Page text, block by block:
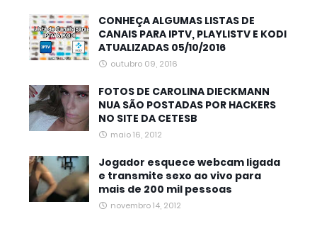
CONHEÇA ALGUMAS LISTAS DE
CANAIS PARA IPTV, PLAYLISTV E KODI
ATUALIZADAS 05/10/2016
outubro 09, 2016
FOTOS DE CAROLINA DIECKMANN
NUA SÃO POSTADAS POR HACKERS
NO SITE DA CETESB
maio 16, 2012
Jogador esquece webcam ligada
e transmite sexo ao vivo para
mais de 200 mil pessoas
novembro 14, 2012